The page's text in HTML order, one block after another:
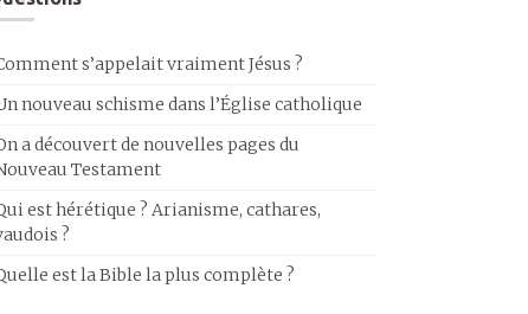
s’appelait vraiment Jésus ?
nouveau schisme dans l’Église catholique
a découvert de nouvelles pages du
Testament
est hérétique ? Arianisme, cathares,
?
est la Bible la plus complète ?